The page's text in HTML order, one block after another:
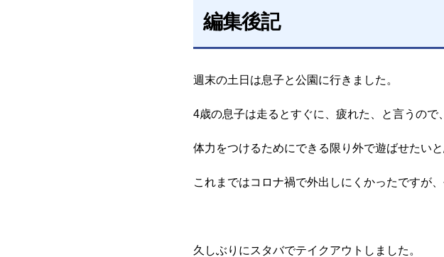
編集後記
週末の土日は息子と公園に行きました。
4歳の息子は走るとすぐに、疲れた、と言うので、
体力をつけるためにできる限り外で遊ばせたいと
これまではコロナ禍で外出しにくかったですが
久しぶりにスタバでテイクアウトしました。